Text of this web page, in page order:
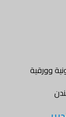
وورقية